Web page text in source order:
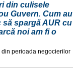
din culisele
Guvern. Cum au
să spargă AUR cu
noi am fi o
perioada negocierilor